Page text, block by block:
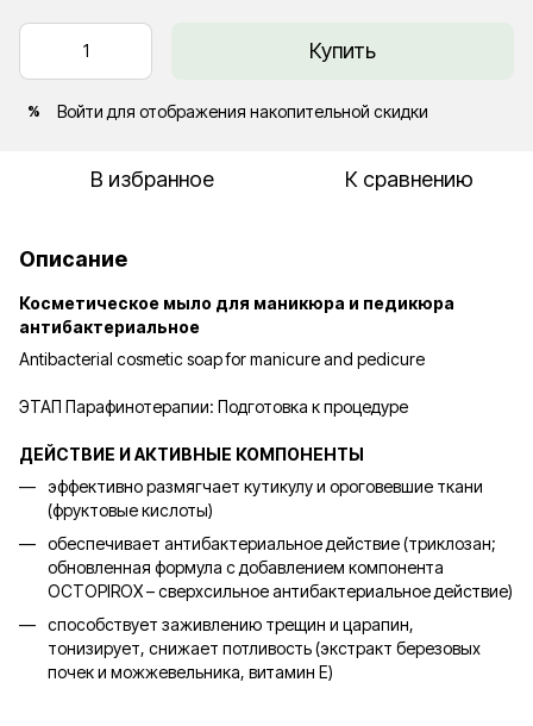
Купить
% Войти для отображения накопительной скидки
В избранное К сравнению
Описание
Косметическое мыло для маникюра и педикюра
антибактериальное
Antibacterial cosmetic soap for manicure and pedicure
ЭТАП Парафинотерапии: Подготовка к процедуре
ДЕЙСТВИЕ И АКТИВНЫЕ КОМПОНЕНТЫ
эффективно размягчает кутикулу и ороговевшие ткани
(фруктовые кислоты)
обеспечивает антибактериальное действие (триклозан;
обновленная формула с добавлением компонента
OCTOPIROX – сверхсильное антибактериальное действие)
способствует заживлению трещин и царапин,
тонизирует, снижает потливость (экстракт березовых
почек и можжевельника, витамин Е)